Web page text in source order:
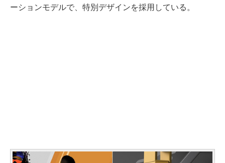
ーションモデルで、特別デザインを採用している。